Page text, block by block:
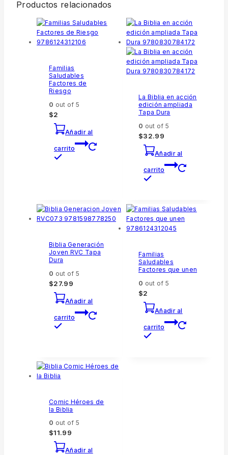
Productos relacionados
Familias
Saludables
Factores de
Riesgo
0 out of 5
$2
Añadir al
carrito
La Biblia en acción
edición ampliada
Tapa Dura
0 out of 5
$32.99
Añadir al
carrito
Biblia Generación
Joven RVC Tapa
Dura
0 out of 5
$27.99
Añadir al
carrito
Familias
Saludables
Factores que unen
0 out of 5
$2
Añadir al
carrito
Comic Héroes de
la Biblia
0 out of 5
$11.99
Añadir al